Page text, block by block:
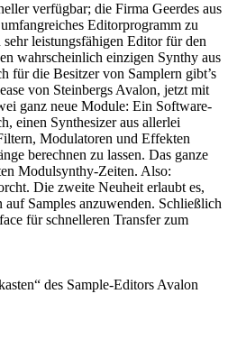
verfügbar; die Firma Geerdes aus
Editorprogramm zu
leistungsfähigen Editor für den
wahrscheinlich einzigen Synthy aus
für die Besitzer von Samplern gibt’s
von Steinbergs Avalon, jetzt mit
ganz neue Module: Ein Software-
einen Synthesizer aus allerlei
Modulatoren und Effekten
berechnen zu lassen. Das ganze
Modulsynthy-Zeiten. Also:
Die zweite Neuheit erlaubt es,
Samples anzuwenden. Schließlich
für schnelleren Transfer zum
des Sample-Editors Avalon